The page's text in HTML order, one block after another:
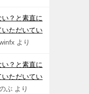
？と素直に
いただいてい
より
？と素直に
いただいてい
ぶ より